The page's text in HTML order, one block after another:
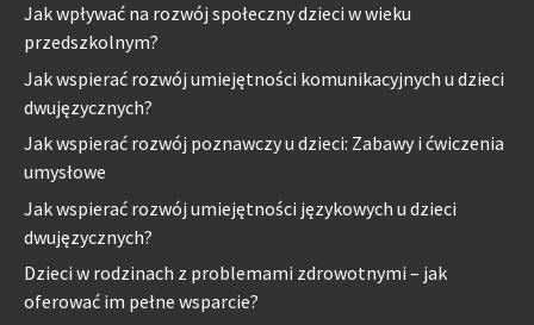
Jak wpływać na rozwój społeczny dzieci w wieku
przedszkolnym?
Jak wspierać rozwój umiejętności komunikacyjnych u dzieci
dwujęzycznych?
Jak wspierać rozwój poznawczy u dzieci: Zabawy i ćwiczenia
umysłowe
Jak wspierać rozwój umiejętności językowych u dzieci
dwujęzycznych?
Dzieci w rodzinach z problemami zdrowotnymi – jak
oferować im pełne wsparcie?